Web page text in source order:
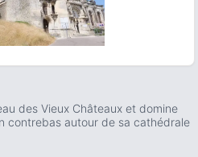
des Vieux Châteaux et domine
contrebas autour de sa cathédrale